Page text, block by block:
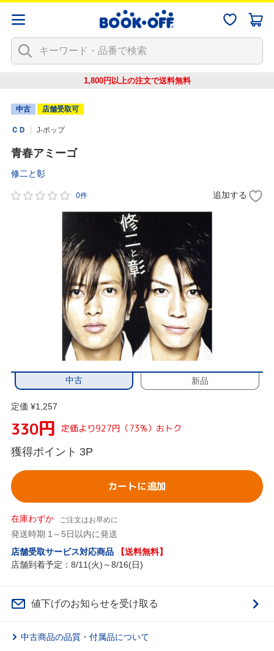
1,800円以上の注文で送料無料
中古 店舗受取可
ＣＤ J-ポップ
青春アミーゴ
修二と彰
0件 追加する
中古 新品
定価 ¥1,257
330円 定価より927円（73%）おトク
獲得ポイント 3P
カートに追加
在庫わずか ご注文はお早めに
発送時期 1～5日以内に発送
店舗受取サービス対応商品
【送料無料】
店舗到着予定：8/11(火)～8/16(日)
値下げのお知らせを受け取る
中古商品の品質・付属品について